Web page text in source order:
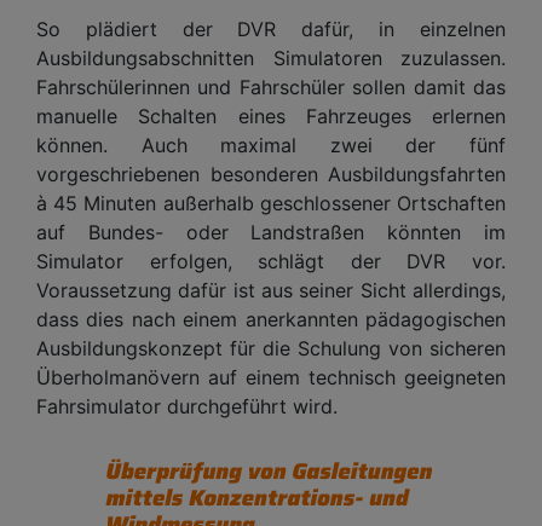
So plädiert der DVR dafür, in einzelnen
Ausbildungsabschnitten Simulatoren zuzulassen.
Fahrschülerinnen und Fahrschüler sollen damit das
manuelle Schalten eines Fahrzeuges erlernen
können. Auch maximal zwei der fünf
vorgeschriebenen besonderen Ausbildungsfahrten
à 45 Minuten außerhalb geschlossener Ortschaften
auf Bundes- oder Landstraßen könnten im
Simulator erfolgen, schlägt der DVR vor.
Voraussetzung dafür ist aus seiner Sicht allerdings,
dass dies nach einem anerkannten pädagogischen
Ausbildungskonzept für die Schulung von sicheren
Überholmanövern auf einem technisch geeigneten
Fahrsimulator durchgeführt wird.